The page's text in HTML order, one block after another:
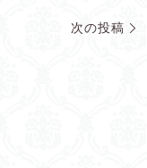
次の投稿